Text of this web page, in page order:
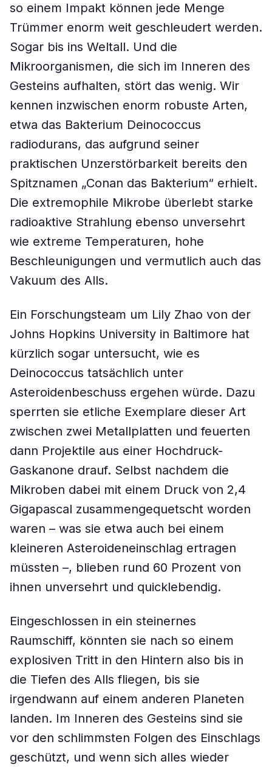
so einem Impakt können jede Menge
Trümmer enorm weit geschleudert werden.
Sogar bis ins Weltall. Und die
Mikroorganismen, die sich im Inneren des
Gesteins aufhalten, stört das wenig. Wir
kennen inzwischen enorm robuste Arten,
etwa das Bakterium Deinococcus
radiodurans, das aufgrund seiner
praktischen Unzerstörbarkeit bereits den
Spitznamen „Conan das Bakterium“ erhielt.
Die extremophile Mikrobe überlebt starke
radioaktive Strahlung ebenso unversehrt
wie extreme Temperaturen, hohe
Beschleunigungen und vermutlich auch das
Vakuum des Alls.
Ein Forschungsteam um Lily Zhao von der
Johns Hopkins University in Baltimore hat
kürzlich sogar untersucht, wie es
Deinococcus tatsächlich unter
Asteroidenbeschuss ergehen würde. Dazu
sperrten sie etliche Exemplare dieser Art
zwischen zwei Metallplatten und feuerten
dann Projektile aus einer Hochdruck-
Gaskanone drauf. Selbst nachdem die
Mikroben dabei mit einem Druck von 2,4
Gigapascal zusammengequetscht worden
waren – was sie etwa auch bei einem
kleineren Asteroideneinschlag ertragen
müssten –, blieben rund 60 Prozent von
ihnen unversehrt und quicklebendig.
Eingeschlossen in ein steinernes
Raumschiff, könnten sie nach so einem
explosiven Tritt in den Hintern also bis in
die Tiefen des Alls fliegen, bis sie
irgendwann auf einem anderen Planeten
landen. Im Inneren des Gesteins sind sie
vor den schlimmsten Folgen des Einschlags
geschützt, und wenn sich alles wieder